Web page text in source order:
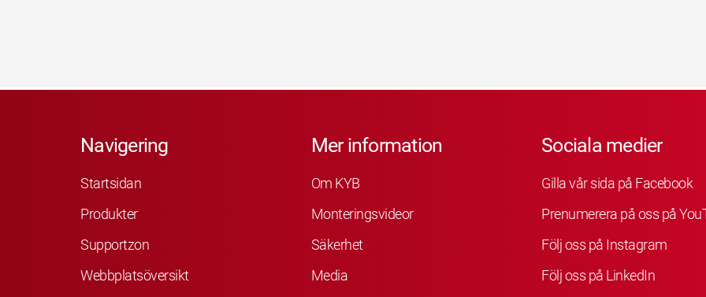
Navigering
Startsidan
Produkter
Supportzon
Webbplatsöversikt
Mer information
Om KYB
Monteringsvideor
Säkerhet
Media
Sociala medier
Gilla vår sida på Facebook
Prenumerera på oss på
Följ oss på Instagram
Följ oss på LinkedIn